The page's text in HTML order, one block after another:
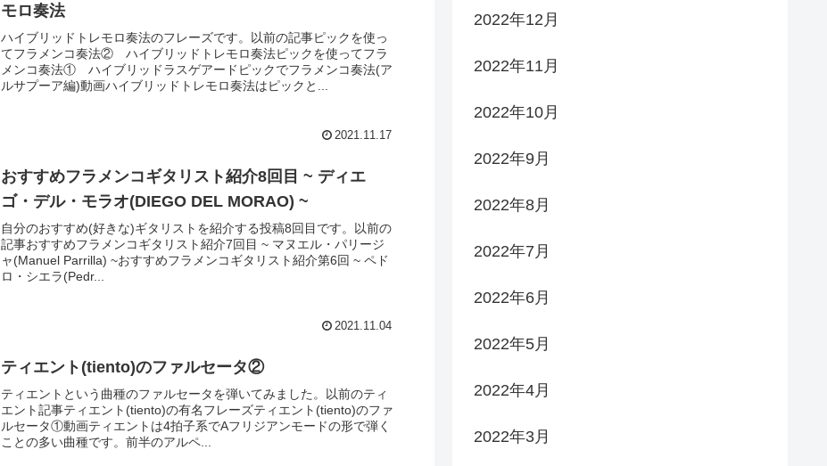
モロ奏法
ハイブリッドトレモロ奏法のフレーズです。以前の記事ピックを使っ
てフラメンコ奏法② ハイブリッドトレモロ奏法ピックを使ってフラ
メンコ奏法① ハイブリッドラスゲアードピックでフラメンコ奏法(ア
ルサプーア編)動画ハイブリッドトレモロ奏法はピックと...
2021.11.17
おすすめフラメンコギタリスト紹介8回目 ~ ディエ
ゴ・デル・モラオ(DIEGO DEL MORAO) ~
自分のおすすめ(好きな)ギタリストを紹介する投稿8回目です。以前の
記事おすすめフラメンコギタリスト紹介7回目 ~ マヌエル・パリージ
ャ(Manuel Parrilla) ~おすすめフラメンコギタリスト紹介第6回 ~ ペド
ロ・シエラ(Pedr...
2021.11.04
ティエント(tiento)のファルセータ②
ティエントという曲種のファルセータを弾いてみました。以前のティ
エント記事ティエント(tiento)の有名フレーズティエント(tiento)のファ
ルセータ①動画ティエントは4拍子系でAフリジアンモードの形で弾く
ことの多い曲種です。前半のアルペ...
2022年12月
2022年11月
2022年10月
2022年9月
2022年8月
2022年7月
2022年6月
2022年5月
2022年4月
2022年3月